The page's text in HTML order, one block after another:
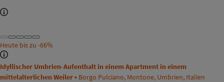
Heute bis zu -66%
Idyllischer Umbrien-Aufenthalt in einem Apartment in einem
mittelalterlichen Weiler • Borgo Pulciano, Montone, Umbrien, Italien